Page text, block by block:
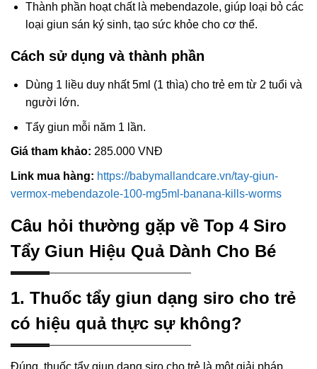
Thành phần hoạt chất là mebendazole, giúp loại bỏ các
loại giun sán ký sinh, tạo sức khỏe cho cơ thể.
Cách sử dụng và thành phần
Dùng 1 liều duy nhất 5ml (1 thìa) cho trẻ em từ 2 tuổi và
người lớn.
Tẩy giun mỗi năm 1 lần.
Giá tham khảo: 285.000 VNĐ
Link mua hàng: https://babymallandcare.vn/tay-giun-
vermox-mebendazole-100-mg5ml-banana-kills-worms
Câu hỏi thường gặp về Top 4 Siro
Tẩy Giun Hiệu Quả Dành Cho Bé
1. Thuốc tẩy giun dạng siro cho trẻ
có hiệu quả thực sự không?
Đúng, thuốc tẩy giun dạng siro cho trẻ là một giải pháp